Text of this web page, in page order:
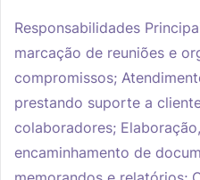
Responsabilidades
marcação de reuniões e
compromissos;
prestando suporte a
colaboradores;
encaminhamento de